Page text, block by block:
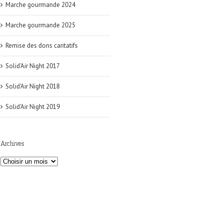
Marche gourmande 2024
Marche gourmande 2025
Remise des dons caritatifs
Solid'Air Night 2017
Solid'Air Night 2018
Solid'Air Night 2019
Archives